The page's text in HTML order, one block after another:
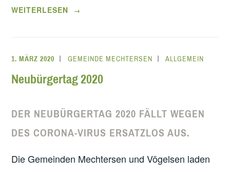
„NEUE
MECHTERSEN
ONLINE“
WEITERLESEN →
1. MÄRZ 2020 GEMEINDE MECHTERSEN ALLGEMEIN
Neubürgertag 2020
DER NEUBÜRGERTAG 2020 FÄLLT WEGEN
DES CORONA-VIRUS ERSATZLOS AUS.
Die Gemeinden Mechtersen und Vögelsen laden